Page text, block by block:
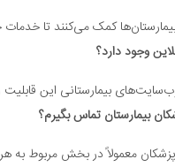
کمک می‌کنند تا خدمات
وجود دارد؟
بیمارستانی این قابلیت
بیمارستان تماس بگیرم؟
معمولاً در بخش مربوط به